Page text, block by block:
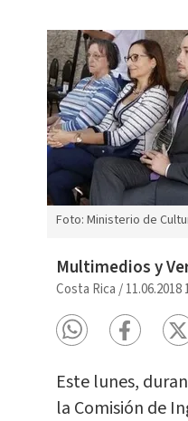
Foto: Ministerio de
Multimedios y
Costa Rica /11.06.2018
Este lunes,
la Comisión de